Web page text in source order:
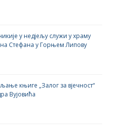
у недјељу служи у храму
Стефана у Горњем Липову
књиге „Залог за вјечност“
Вујовића